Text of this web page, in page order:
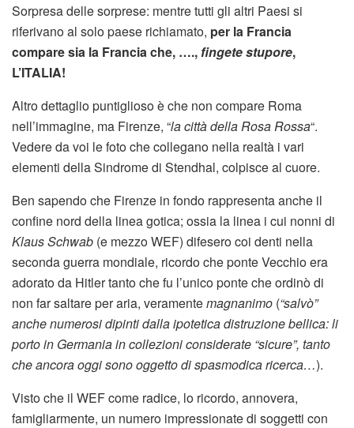
Sorpresa delle sorprese: mentre tutti gli altri Paesi si
riferivano al solo paese richiamato, per la Francia
compare sia la Francia che, …., fingete stupore,
L’ITALIA!
Altro dettaglio puntiglioso è che non compare Roma
nell’immagine, ma Firenze, “la città della Rosa Rossa“.
Vedere da voi le foto che collegano nella realtà i vari
elementi della Sindrome di Stendhal, colpisce al cuore.
Ben sapendo che Firenze in fondo rappresenta anche il
confine nord della linea gotica; ossia la linea i cui nonni di
Klaus Schwab (e mezzo WEF) difesero coi denti nella
seconda guerra mondiale, ricordo che ponte Vecchio era
adorato da Hitler tanto che fu l’unico ponte che ordinò di
non far saltare per aria, veramentemagnanimo (“salvò”
anche numerosi dipinti dalla ipotetica distruzione bellica: li
porto in Germania in collezioni considerate “sicure”, tanto
che ancora oggi sono oggetto di spasmodica ricerca…).
Visto che il WEF come radice, lo ricordo, annovera,
famigliarmente, un numero impressionate di soggetti con